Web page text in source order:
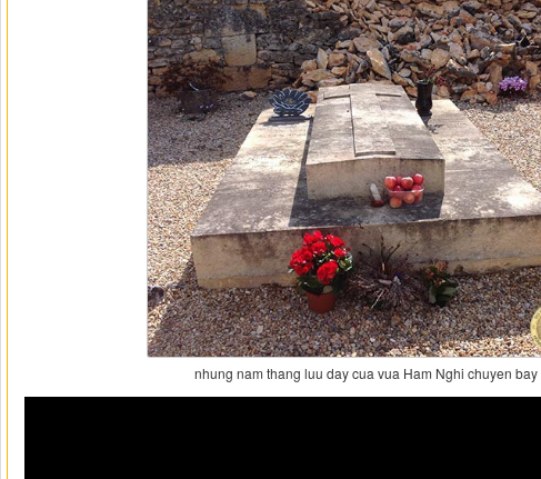
nhung nam thang luu day cua vua Ham Nghi chuyen bay